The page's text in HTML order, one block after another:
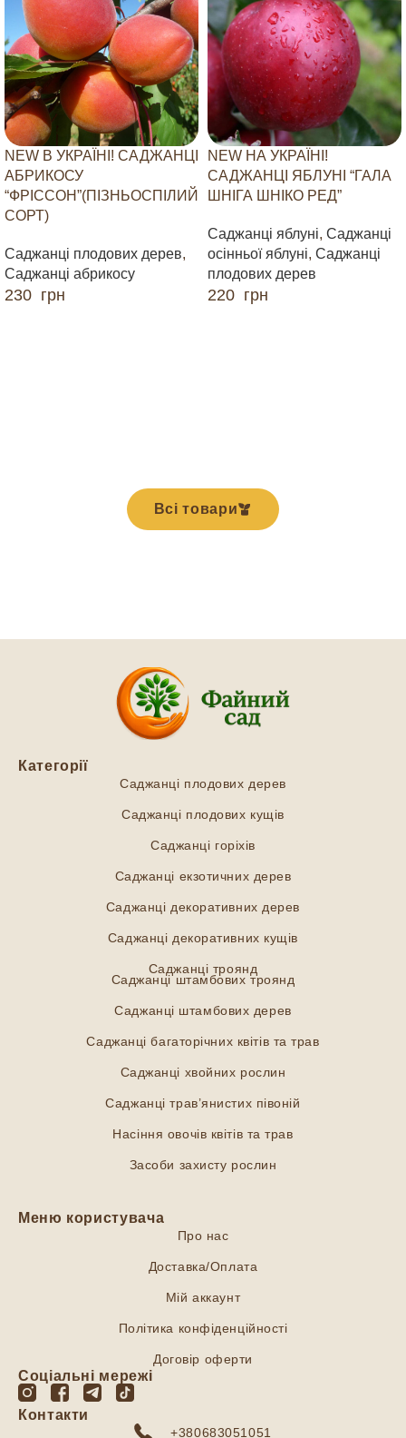
NEW В УКРАЇНІ! САДЖАНЦІ
АБРИКОСУ
“ФРІССОН”(ПІЗНЬОСПІЛИЙ
СОРТ)
Саджанці плодових дерев,
Саджанці абрикосу
230 грн
NEW НА УКРАЇНІ!
САДЖАНЦІ ЯБЛУНІ “ГАЛА
ШНІГА ШНІКО РЕД”
Саджанці яблуні, Саджанці
осінньої яблуні, Саджанці
плодових дерев
220 грн
Всі товари
Категорії
Саджанці плодових дерев
Саджанці плодових кущів
Саджанці горіхів
Саджанці екзотичних дерев
Саджанці декоративних дерев
Саджанці декоративних кущів
Саджанці троянд
Саджанці штамбових троянд
Саджанці штамбових дерев
Саджанці багаторічних квітів та трав
Саджанці хвойних рослин
Саджанці трав’янистих півоній
Насіння овочів квітів та трав
Засоби захисту рослин
Меню користувача
Про нас
Доставка/Оплата
Мій аккаунт
Політика конфіденційності
Договір оферти
Соціальні мережі
Контакти
+380683051051